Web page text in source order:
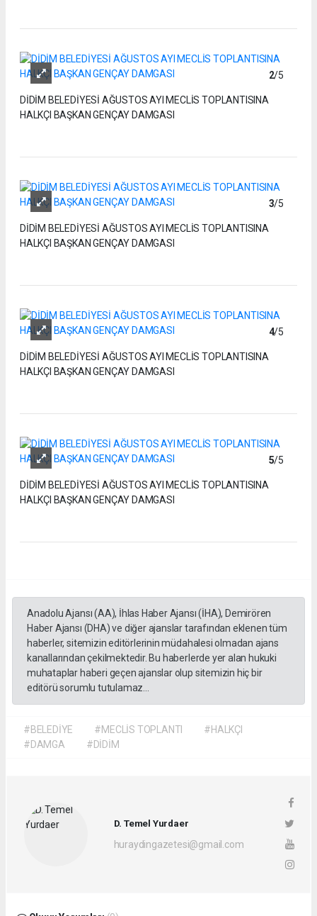
2/5
DİDİM BELEDİYESİ AĞUSTOS AYI MECLİS TOPLANTISINA
HALKÇI BAŞKAN GENÇAY DAMGASI
3/5
DİDİM BELEDİYESİ AĞUSTOS AYI MECLİS TOPLANTISINA
HALKÇI BAŞKAN GENÇAY DAMGASI
4/5
DİDİM BELEDİYESİ AĞUSTOS AYI MECLİS TOPLANTISINA
HALKÇI BAŞKAN GENÇAY DAMGASI
5/5
DİDİM BELEDİYESİ AĞUSTOS AYI MECLİS TOPLANTISINA
HALKÇI BAŞKAN GENÇAY DAMGASI
Anadolu Ajansı (AA), İhlas Haber Ajansı (İHA), Demirören
Haber Ajansı (DHA) ve diğer ajanslar tarafından eklenen tüm
haberler, sitemizin editörlerinin müdahalesi olmadan ajans
kanallarından çekilmektedir. Bu haberlerde yer alan hukuki
muhataplar haberi geçen ajanslar olup sitemizin hiç bir
editörü sorumlu tutulamaz...
#BELEDİYE #MECLİS TOPLANTI
#HALKÇI
#DAMGA
#DİDİM
D. Temel Yurdaer
huraydingazetesi@gmail.com